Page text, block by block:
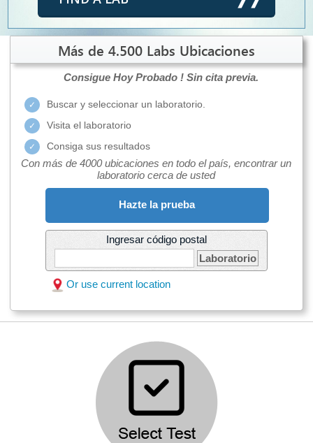
Más de 4.500 Labs Ubicaciones
Consigue Hoy Probado ! Sin cita previa.
Buscar y seleccionar un laboratorio.
Visita el laboratorio
Consiga sus resultados
Con más de 4000 ubicaciones en todo el país, encontrar un
laboratorio cerca de usted
Hazte la prueba
Ingresar código postal
Laboratorio
Or use current location